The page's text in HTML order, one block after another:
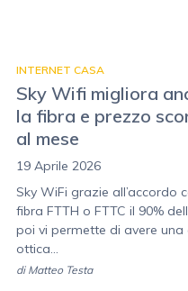
INTERNET CASA
Sky Wifi migliora
la fibra e prezzo
al mese
19 Aprile 2026
Sky WiFi grazie all’accordo
fibra FTTH o FTTC il 90%
poi vi permette di avere una
ottica...
di Matteo Testa